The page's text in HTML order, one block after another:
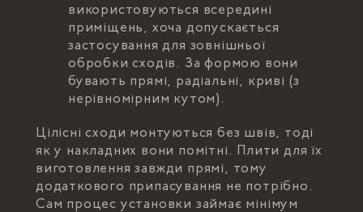
використовуються всередині
приміщень, хоча допускається
застосування для зовнішньої
обробки сходів. За формою вони
бувають прямі, радіальні, криві (з
нерівномірним кутом).
Цілісні сходи монтуються без швів, тоді
як у накладних вони помітні. Плити для їх
виготовлення завжди прямі, тому
додаткового припасування не потрібно.
Сам процес установки займає мінімум